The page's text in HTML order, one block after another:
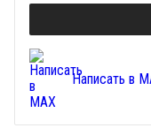
Написать в